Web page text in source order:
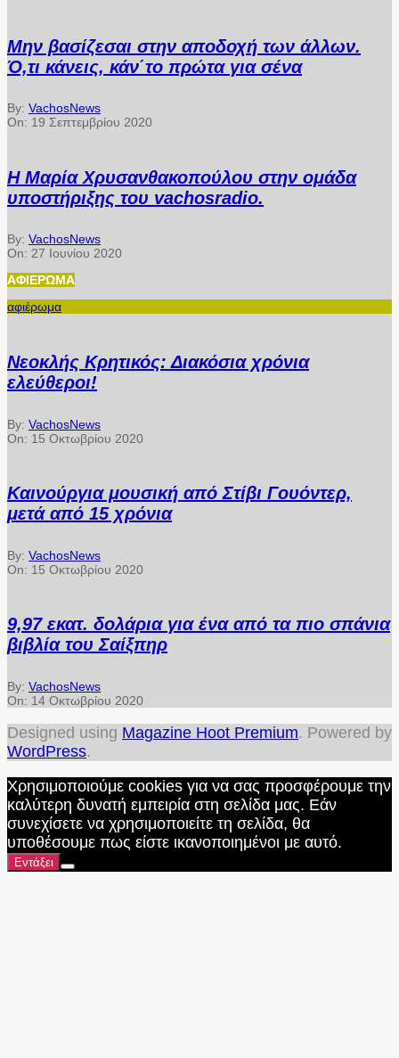
Μην βασίζεσαι στην αποδοχή των άλλων.
Ό,τι κάνεις, κάν΄το πρώτα για σένα
By: VachosNews
On: 19 Σεπτεμβρίου 2020
Η Μαρία Χρυσανθακοπούλου στην ομάδα
υποστήριξης του vachosradio.
By: VachosNews
On: 27 Ιουνίου 2020
ΑΦΙΈΡΩΜΑ
αφιέρωμα
Νεοκλής Κρητικός: Διακόσια χρόνια
ελεύθεροι!
By: VachosNews
On: 15 Οκτωβρίου 2020
Καινούργια μουσική από Στίβι Γουόντερ,
μετά από 15 χρόνια
By: VachosNews
On: 15 Οκτωβρίου 2020
9,97 εκατ. δολάρια για ένα από τα πιο σπάνια
βιβλία του Σαίξπηρ
By: VachosNews
On: 14 Οκτωβρίου 2020
Designed using Magazine Hoot Premium. Powered by
WordPress.
Χρησιμοποιούμε cookies για να σας προσφέρουμε την
καλύτερη δυνατή εμπειρία στη σελίδα μας. Εάν
συνεχίσετε να χρησιμοποιείτε τη σελίδα, θα
υποθέσουμε πως είστε ικανοποιημένοι με αυτό.
Εντάξει